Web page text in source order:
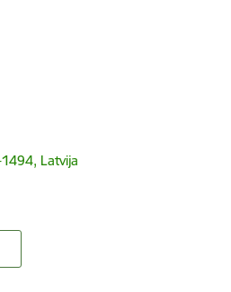
Latvija